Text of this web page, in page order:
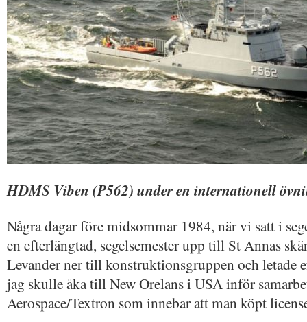
HDMS Viben (P562) under en internationell
Några dagar före midsommar 1984, när vi satt i
en efterlängtad, segelsemester upp till St Annas
Levander ner till konstruktionsgruppen och letade
jag skulle åka till New Orelans i USA inför
Aerospace/Textron som innebar att man köpt